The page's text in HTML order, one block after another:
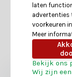
Heb je nog
laten
advertenties
voorkeuren
Meer
Bekijk ons
Wij zijn